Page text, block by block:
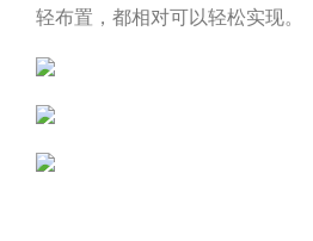
轻布置，都相对可以轻松实现。